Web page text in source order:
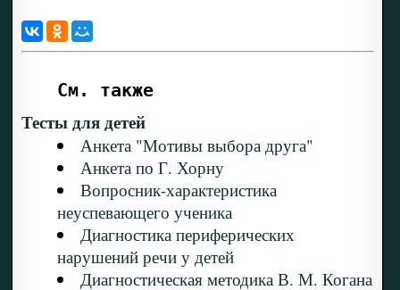
См. также
Тесты для детей
Анкета "Мотивы выбора друга"
Анкета по Г. Хорну
Вопросник-характеристика
неуспевающего ученика
Диагностика периферических
нарушений речи у детей
Диагностическая методика В. М. Когана